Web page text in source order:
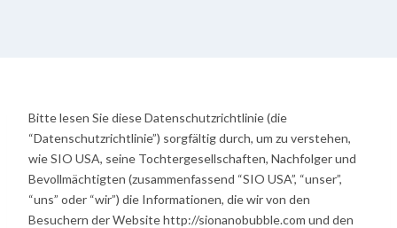
Bitte lesen Sie diese Datenschutzrichtlinie (die
“Datenschutzrichtlinie”) sorgfältig durch, um zu verstehen,
wie SIO USA, seine Tochtergesellschaften, Nachfolger und
Bevollmächtigten (zusammenfassend “SIO USA”, “unser”,
“uns” oder “wir”) die Informationen, die wir von den
Besuchern der Website http://sionanobubble.com und den